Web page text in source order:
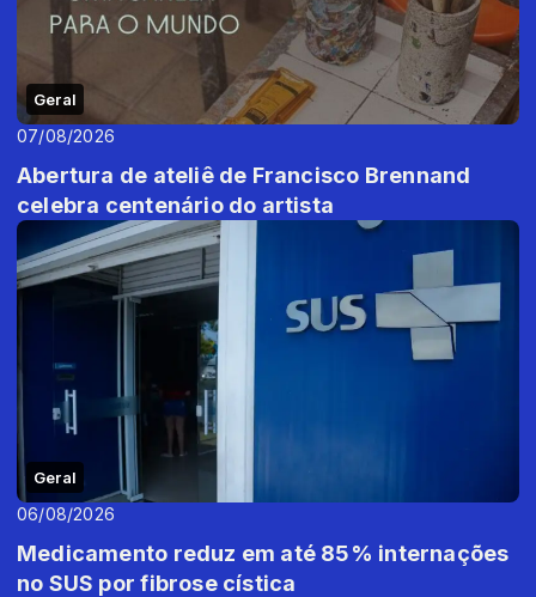
Geral
07/08/2026
Abertura de ateliê de Francisco Brennand
celebra centenário do artista
Geral
06/08/2026
Medicamento reduz em até 85% internações
no SUS por fibrose cística